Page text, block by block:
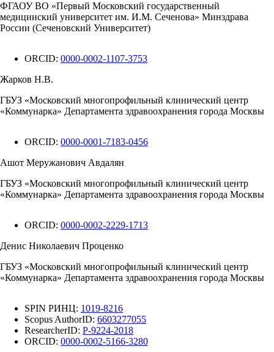
ФГАОУ ВО «Первый Московский государственный
медицинский университет им. И.М. Сеченова» Минздрава
России (Сеченовский Университет)
ORCID: 0000-0002-1107-3753
Жарков Н.В.
ГБУЗ «Московский многопрофильный клинический центр
«Коммунарка» Департамента здравоохранения города Москвы
ORCID: 0000-0001-7183-0456
Ашот Меружанович Авдалян
ГБУЗ «Московский многопрофильный клинический центр
«Коммунарка» Департамента здравоохранения города Москвы
ORCID: 0000-0002-2229-1713
Денис Николаевич Проценко
ГБУЗ «Московский многопрофильный клинический центр
«Коммунарка» Департамента здравоохранения города Москвы
SPIN РИНЦ: 1019-8216
Scopus AuthorID: 6603277055
ResearcherID: P-9224-2018
ORCID: 0000-0002-5166-3280